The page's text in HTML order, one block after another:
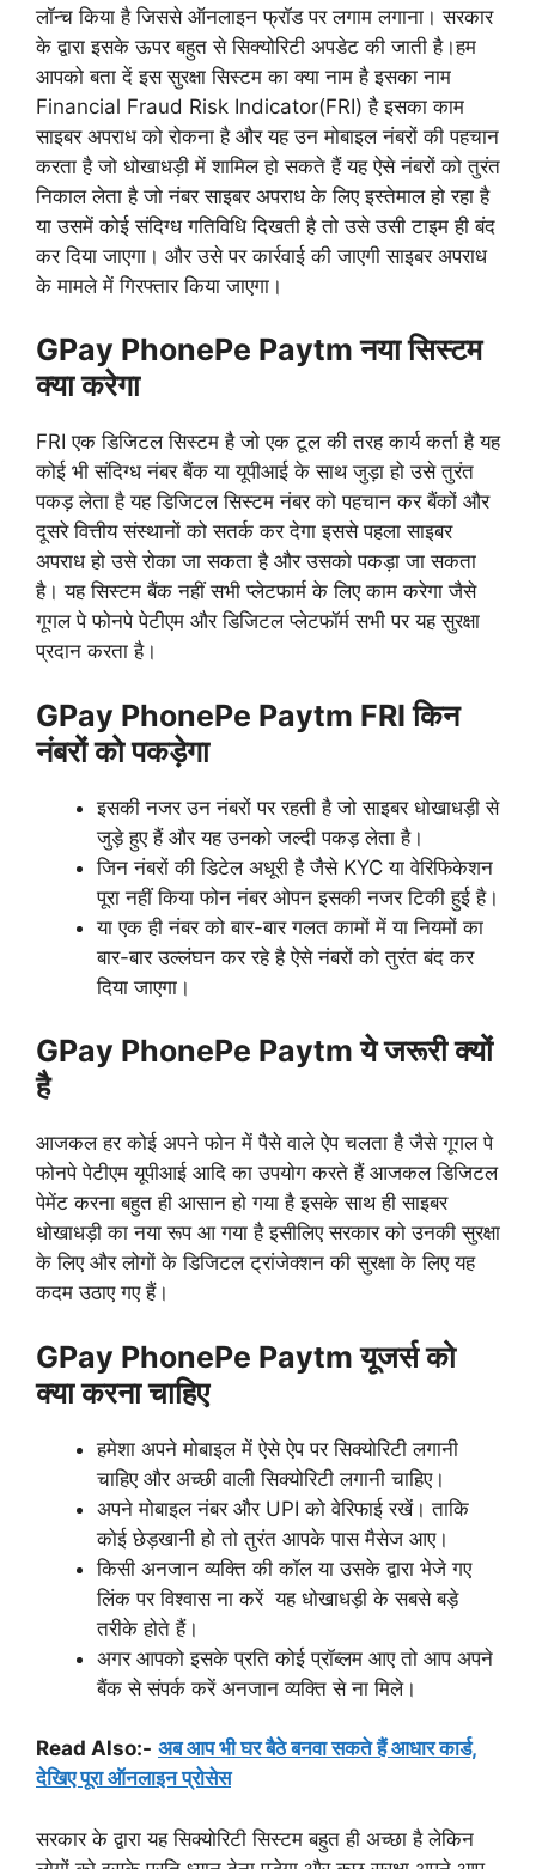
लॉन्च किया है जिससे ऑनलाइन फ्रॉड पर लगाम लगाना। सरकार
के द्वारा इसके ऊपर बहुत से सिक्योरिटी अपडेट की जाती है।हम
आपको बता दें इस सुरक्षा सिस्टम का क्या नाम है इसका नाम
Financial Fraud Risk Indicator(FRI) है इसका काम
साइबर अपराध को रोकना है और यह उन मोबाइल नंबरों की पहचान
करता है जो धोखाधड़ी में शामिल हो सकते हैं यह ऐसे नंबरों को तुरंत
निकाल लेता है जो नंबर साइबर अपराध के लिए इस्तेमाल हो रहा है
या उसमें कोई संदिग्ध गतिविधि दिखती है तो उसे उसी टाइम ही बंद
कर दिया जाएगा। और उसे पर कार्रवाई की जाएगी साइबर अपराध
के मामले में गिरफ्तार किया जाएगा।
GPay PhonePe Paytm नया सिस्टम
क्या करेगा
FRI एक डिजिटल सिस्टम है जो एक टूल की तरह कार्य कर्ता है यह
कोई भी संदिग्ध नंबर बैंक या यूपीआई के साथ जुड़ा हो उसे तुरंत
पकड़ लेता है यह डिजिटल सिस्टम नंबर को पहचान कर बैंकों और
दूसरे वित्तीय संस्थानों को सतर्क कर देगा इससे पहला साइबर
अपराध हो उसे रोका जा सकता है और उसको पकड़ा जा सकता
है। यह सिस्टम बैंक नहीं सभी प्लेटफार्म के लिए काम करेगा जैसे
गूगल पे फोनपे पेटीएम और डिजिटल प्लेटफॉर्म सभी पर यह सुरक्षा
प्रदान करता है।
GPay PhonePe Paytm FRI किन
नंबरों को पकड़ेगा
इसकी नजर उन नंबरों पर रहती है जो साइबर धोखाधड़ी से
जुड़े हुए हैं और यह उनको जल्दी पकड़ लेता है।
जिन नंबरों की डिटेल अधूरी है जैसे KYC या वेरिफिकेशन
पूरा नहीं किया फोन नंबर ओपन इसकी नजर टिकी हुई है।
या एक ही नंबर को बार-बार गलत कामों में या नियमों का
बार-बार उल्लंघन कर रहे है ऐसे नंबरों को तुरंत बंद कर
दिया जाएगा।
GPay PhonePe Paytm ये जरूरी क्यों
है
आजकल हर कोई अपने फोन में पैसे वाले ऐप चलता है जैसे गूगल पे
फोनपे पेटीएम यूपीआई आदि का उपयोग करते हैं आजकल डिजिटल
पेमेंट करना बहुत ही आसान हो गया है इसके साथ ही साइबर
धोखाधड़ी का नया रूप आ गया है इसीलिए सरकार को उनकी सुरक्षा
के लिए और लोगों के डिजिटल ट्रांजेक्शन की सुरक्षा के लिए यह
कदम उठाए गए हैं।
GPay PhonePe Paytm यूजर्स को
क्या करना चाहिए
हमेशा अपने मोबाइल में ऐसे ऐप पर सिक्योरिटी लगानी
चाहिए और अच्छी वाली सिक्योरिटी लगानी चाहिए।
अपने मोबाइल नंबर और UPI को वेरिफाई रखें। ताकि
कोई छेड़खानी हो तो तुरंत आपके पास मैसेज आए।
किसी अनजान व्यक्ति की कॉल या उसके द्वारा भेजे गए
लिंक पर विश्वास ना करें यह धोखाधड़ी के सबसे बड़े
तरीके होते हैं।
अगर आपको इसके प्रति कोई प्रॉब्लम आए तो आप अपने
बैंक से संपर्क करें अनजान व्यक्ति से ना मिले।
Read Also:- अब आप भी घर बैठे बनवा सकते हैं आधार कार्ड,
देखिए पूरा ऑनलाइन प्रोसेस
सरकार के द्वारा यह सिक्योरिटी सिस्टम बहुत ही अच्छा है लेकिन